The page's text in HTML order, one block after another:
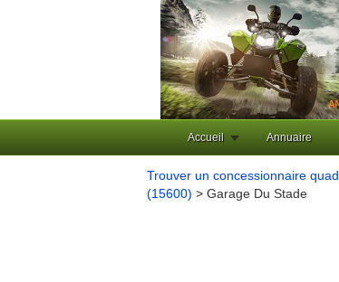
Accueil Annuaire
Trouver un concessionnaire quad
(15600) > Garage Du Stade